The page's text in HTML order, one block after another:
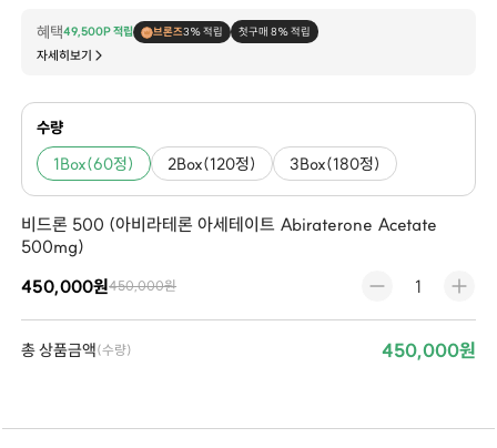
혜택49,500P 적립 브론즈3% 적립 첫구매 8% 적립
자세히보기
수량
1Box(60정) 2Box(120정) 3Box(180정)
비드론 500 (아비라테론 아세테이트 Abiraterone Acetate
500mg)
450,000원450,000원
총 상품금액(수량) 450,000원